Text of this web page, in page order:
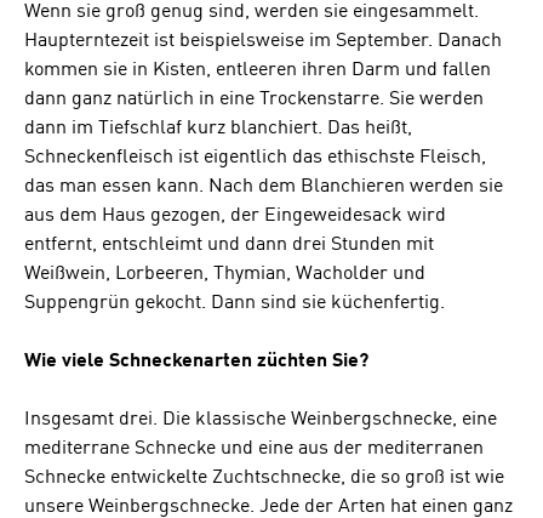
Wenn sie groß genug sind, werden sie eingesammelt.
Haupterntezeit ist beispielsweise im September. Danach
kommen sie in Kisten, entleeren ihren Darm und fallen
dann ganz natürlich in eine Trockenstarre. Sie werden
dann im Tiefschlaf kurz blanchiert. Das heißt,
Schneckenfleisch ist eigentlich das ethischste Fleisch,
das man essen kann. Nach dem Blanchieren werden sie
aus dem Haus gezogen, der Eingeweidesack wird
entfernt, entschleimt und dann drei Stunden mit
Weißwein, Lorbeeren, Thymian, Wacholder und
Suppengrün gekocht. Dann sind sie küchenfertig.
Wie viele Schneckenarten züchten Sie?
Insgesamt drei. Die klassische Weinbergschnecke, eine
mediterrane Schnecke und eine aus der mediterranen
Schnecke entwickelte Zuchtschnecke, die so groß ist wie
unsere Weinbergschnecke. Jede der Arten hat einen ganz